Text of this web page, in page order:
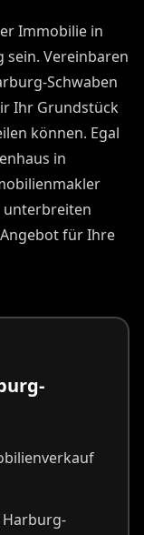
Immobilie in
sein. Vereinbaren
Schwaben
Ihr Grundstück
können. Egal
in
unterbreiten
für Ihre